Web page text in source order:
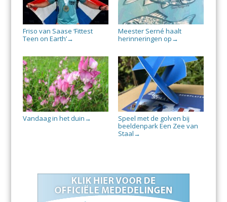
Friso van Saase ‘Fittest
Teen on Earth’→
Meester Serné haalt
herinneringen op →
Vandaag in het duin →
Speel met de golven bij
beeldenpark Een Zee van
Staal →